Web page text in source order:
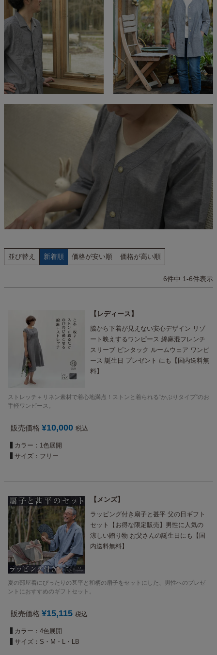
並び替え 新着順 価格が安い順 価格が高い順
6件中 1-6件表示
レディース
脇から下着が見えない安心デザイン リゾ
ート映えするワンピース 綿麻混フレンチ
スリーブ ピンタック ルームウェア ワンピ
ース 誕生日 プレゼント にも【国内送料無
料】
ストレッチ＋リネン素材で着心地満点！ストンと着られる“かぶりタイプ”のお
手軽ワンピース。
販売価格 ¥10,000 税込
カラー：1色展開
サイズ：フリー
メンズ
ラッピング付き扇子と甚平 父の日ギフト
セット【お得な限定販売】男性に人気の
涼しい贈り物 お父さんの誕生日にも【国
内送料無料】
夏の部屋着にぴったりの甚平と和柄の扇子をセットにした、男性へのプレゼ
ントにおすすめのギフトセット。
販売価格 ¥15,115 税込
カラー：4色展開
サイズ：S・M・L・LB